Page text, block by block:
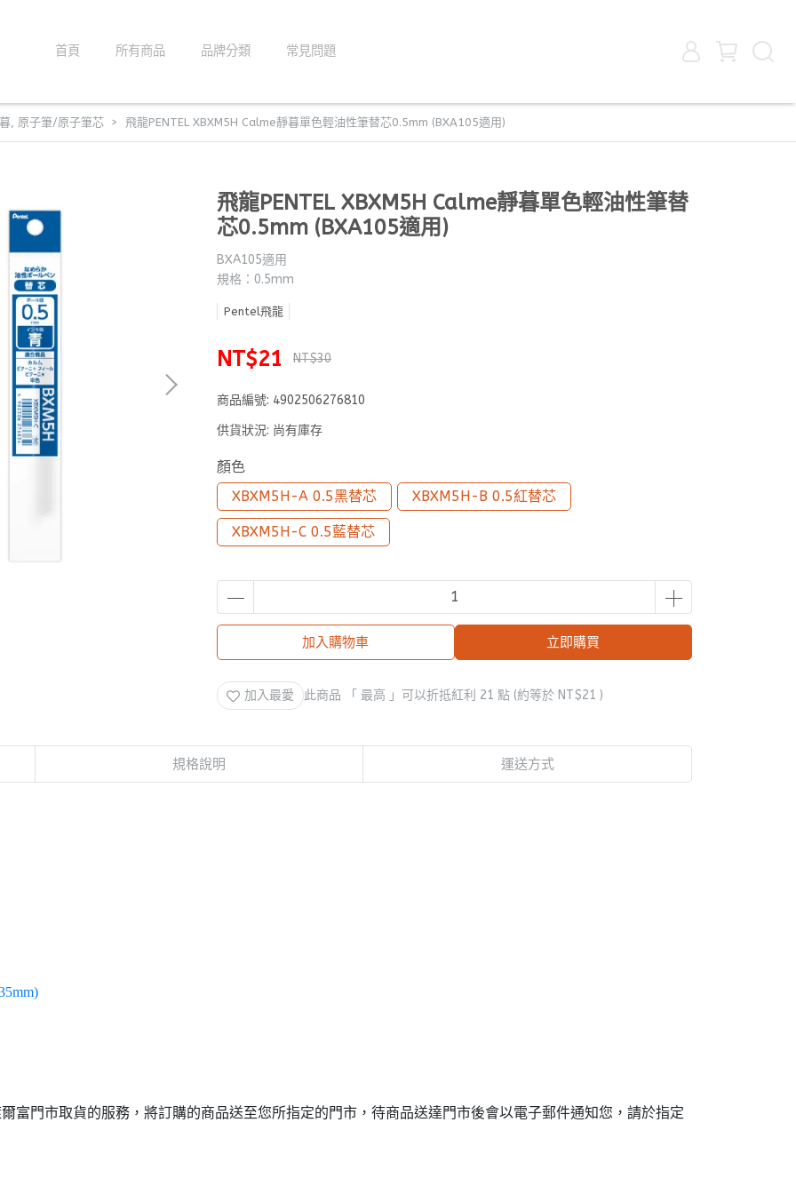
首頁 所有商品 品牌分類 常見問題
, 原子筆/原子筆芯 飛龍PENTEL XBXM5H Calme靜暮單色輕油性筆替芯0.5mm (BXA105適用)
飛龍PENTEL XBXM5H Calme靜暮單色輕油性筆替
芯0.5mm (BXA105適用)
BXA105適用
規格：0.5mm
Pentel飛龍
NT$21 NT$30
商品編號: 4902506276810
供貨狀況: 尚有庫存
顏色
XBXM5H-A 0.5黑替芯
XBXM5H-B 0.5紅替芯
XBXM5H-C 0.5藍替芯
加入購物車 立即購買
加入最愛 此商品 「 最高 」可以折抵紅利 21 點 (約等於 NT$21 )
規格說明 運送方式
富門市取貨的服務，將訂購的商品送至您所指定的門市，待商品送達門市後會以電子郵件通知您，請於指定